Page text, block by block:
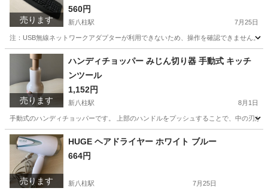
売ります
560円
新八柱駅 7月25日
注：USB無線ネットワークアダプターが利用できないため、操作を確認できません。
千葉 松戸市 新八柱駅 周辺機器 キーボード
売ります
ハンディチョッパー みじん切り器 手動式 キッチ
ンツール
1,152円
新八柱駅 8月1日
手動式のハンディチョッパーです。 上部のハンドルをプッシュすることで、中の刃
千葉 松戸市 キッチン家電
売ります
HUGE ヘアドライヤー ホワイト ブルー
664円
新八柱駅 7月25日